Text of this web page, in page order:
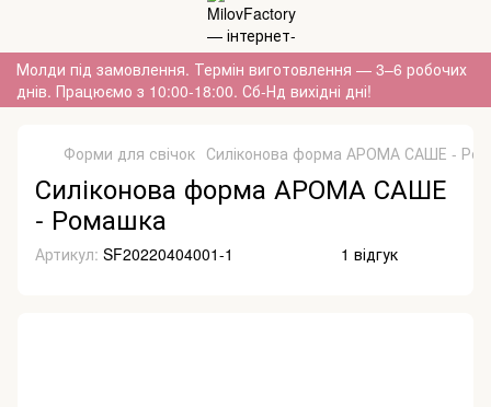
Молди під замовлення. Термін виготовлення — 3–6 робочих
днів. Працюємо з 10:00-18:00. Сб-Нд вихідні дні!
Форми для свічок Силіконова форма АРОМА САШЕ -
Силіконова форма АРОМА САШЕ
- Ромашка
Артикул: SF20220404001-1 1 відгук